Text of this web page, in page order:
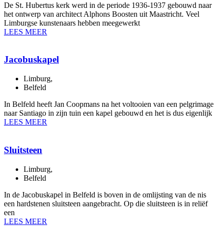
De St. Hubertus kerk werd in de periode 1936-1937 gebouwd naar
het ontwerp van architect Alphons Boosten uit Maastricht. Veel
Limburgse kunstenaars hebben meegewerkt
LEES MEER
Jacobuskapel
Limburg,
Belfeld
In Belfeld heeft Jan Coopmans na het voltooien van een pelgrimage
naar Santiago in zijn tuin een kapel gebouwd en het is dus eigenlijk
LEES MEER
Sluitsteen
Limburg,
Belfeld
In de Jacobuskapel in Belfeld is boven in de omlijsting van de nis
een hardstenen sluitsteen aangebracht. Op die sluitsteen is in reliëf
een
LEES MEER